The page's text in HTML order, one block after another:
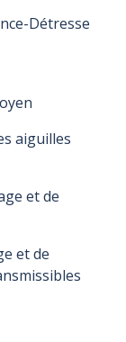
Détresse
aiguilles
et de
et de